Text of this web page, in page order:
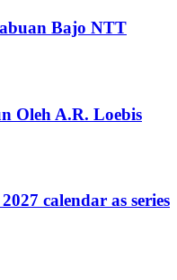
Bajo NTT
Oleh A.R. Loebis
calendar as series